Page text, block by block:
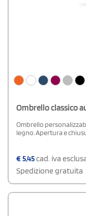
Ombrello classico
Ombrello
legno. Apertura e
€5,45cad. iva
Spedizione gratuita